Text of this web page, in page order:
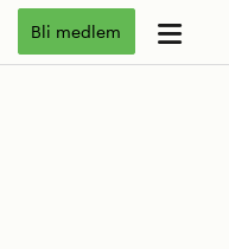
Bli medlem